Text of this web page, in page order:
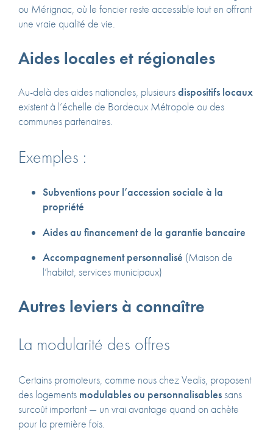
ou Mérignac, où le foncier reste accessible tout en offrant
une vraie qualité de vie.
Aides locales et régionales
Au-delà des aides nationales, plusieursdispositifs locaux
existent à l’échelle de Bordeaux Métropole ou des
communes partenaires.
Exemples :
Subventions pour l’accession sociale à la
propriété
Aides au financement de la garantie bancaire
Accompagnement personnalisé (Maison de
l’habitat, services municipaux)
Autres leviers à connaître
La modularité des offres
Certains promoteurs, comme nous chez Vealis, proposent
des logements modulables ou personnalisables sans
surcoût important — un vrai avantage quand on achète
pour la première fois.